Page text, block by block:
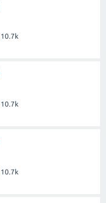
10.7k
10.7k
10.7k